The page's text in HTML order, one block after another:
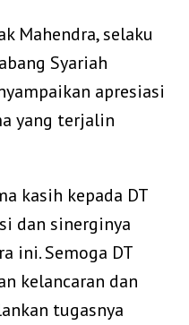
Mahendra, selaku
Syariah
apresiasi
yang terjalin
kasih kepada DT
dan sinerginya
ini. Semoga DT
kelancaran dan
tugasnya